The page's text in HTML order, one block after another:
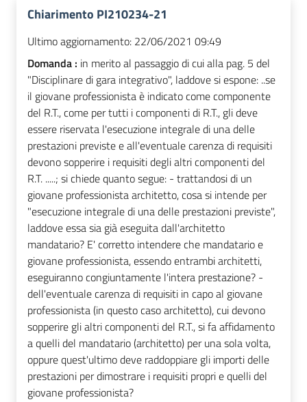
Chiarimento PI210234-21
Ultimo aggiornamento: 22/06/2021 09:49
Domanda : in merito al passaggio di cui alla pag. 5 del
"Disciplinare di gara integrativo", laddove si espone: ..se
il giovane professionista è indicato come componente
del R.T., come per tutti i componenti di R.T., gli deve
essere riservata l'esecuzione integrale di una delle
prestazioni previste e all'eventuale carenza di requisiti
devono sopperire i requisiti degli altri componenti del
R.T. .....; si chiede quanto segue: - trattandosi di un
giovane professionista architetto, cosa si intende per
"esecuzione integrale di una delle prestazioni previste",
laddove essa sia già eseguita dall'architetto
mandatario? E' corretto intendere che mandatario e
giovane professionista, essendo entrambi architetti,
eseguiranno congiuntamente l'intera prestazione? -
dell'eventuale carenza di requisiti in capo al giovane
professionista (in questo caso architetto), cui devono
sopperire gli altri componenti del R.T., si fa affidamento
a quelli del mandatario (architetto) per una sola volta,
oppure quest'ultimo deve raddoppiare gli importi delle
prestazioni per dimostrare i requisiti propri e quelli del
giovane professionista?